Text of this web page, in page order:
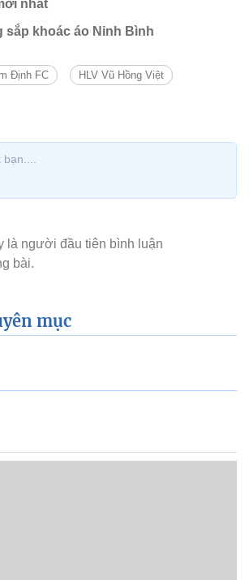
nhất
sắp khoác áo Ninh Bình
Định FC HLV Vũ Hồng Việt
mục